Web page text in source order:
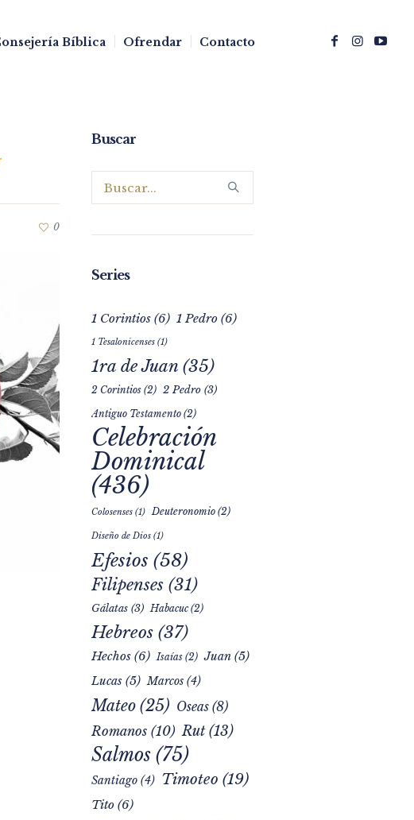
Bíblica Ofrendar Contacto
0
Buscar
Series
1 Corintios(6) 1 Pedro(6)
1 Tesalonicenses(1)
1ra de Juan(35)
2 Corintios(2) 2 Pedro(3)
Antiguo Testamento(2)
Celebración
Dominical
(436)
Colosenses(1) Deuteronomio(2)
Diseño de Dios(1)
Efesios (58)
Filipenses(31)
Gálatas(3) Habacuc(2)
Hebreos(37)
Hechos(6) Isaías(2) Juan(5)
Lucas (5) Marcos(4)
Mateo(25) Oseas(8)
Romanos(10) Rut(13)
Salmos(75)
Santiago(4) Timoteo (19)
Tito(6)